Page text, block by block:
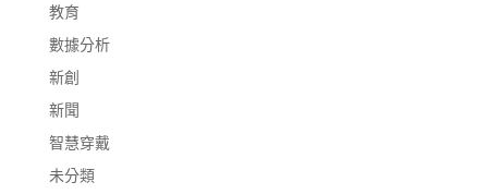
教育
數據分析
新創
新聞
智慧穿戴
未分類